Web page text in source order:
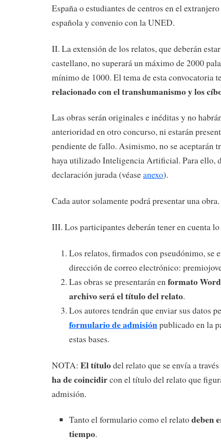
España o estudiantes de centros en el
española y convenio con la UNED.
II. La extensión de los relatos, que deberán
castellano, no superará un máximo de 2000
mínimo de 1000. El tema de esta convocatoria
relacionado con el transhumanismo y los
Las obras serán originales e inéditas y no
anterioridad en otro concurso, ni estarán
pendiente de fallo. Asimismo, no se aceptarán
haya utilizado Inteligencia Artificial. Para ello,
declaración jurada (véaseanexo).
Cada autor solamente podrá presentar una obra.
III. Los participantes deberán tener en cuenta
Los relatos, firmados con pseudónimo, se
dirección de correo electrónico:
Las obras se presentarán enformato Word
archivo será el título del relato.
Los autores tendrán que enviar sus datos
formulario de admisiónpublicado en la
estas bases.
NOTA: El títulodel relato que se envía a
ha de coincidircon el título del relato que
admisión.
Tanto el formulario como el relatodeben
tiempo.